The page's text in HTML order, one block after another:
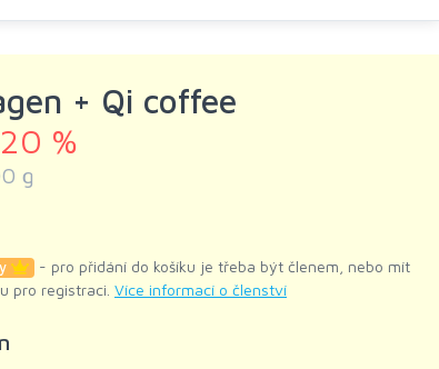
+ Qi coffee
%
g
- pro přidání do košíku je třeba být členem, nebo mít
pro registraci. Více informací o členství